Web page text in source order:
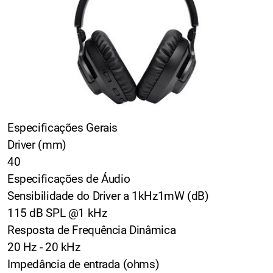
Especificações Gerais
Driver (mm)
40
Especificações de Áudio
Sensibilidade do Driver a 1kHz1mW (dB)
115 dB SPL @1 kHz
Resposta de Frequência Dinâmica
20 Hz - 20 kHz
Impedância de entrada (ohms)